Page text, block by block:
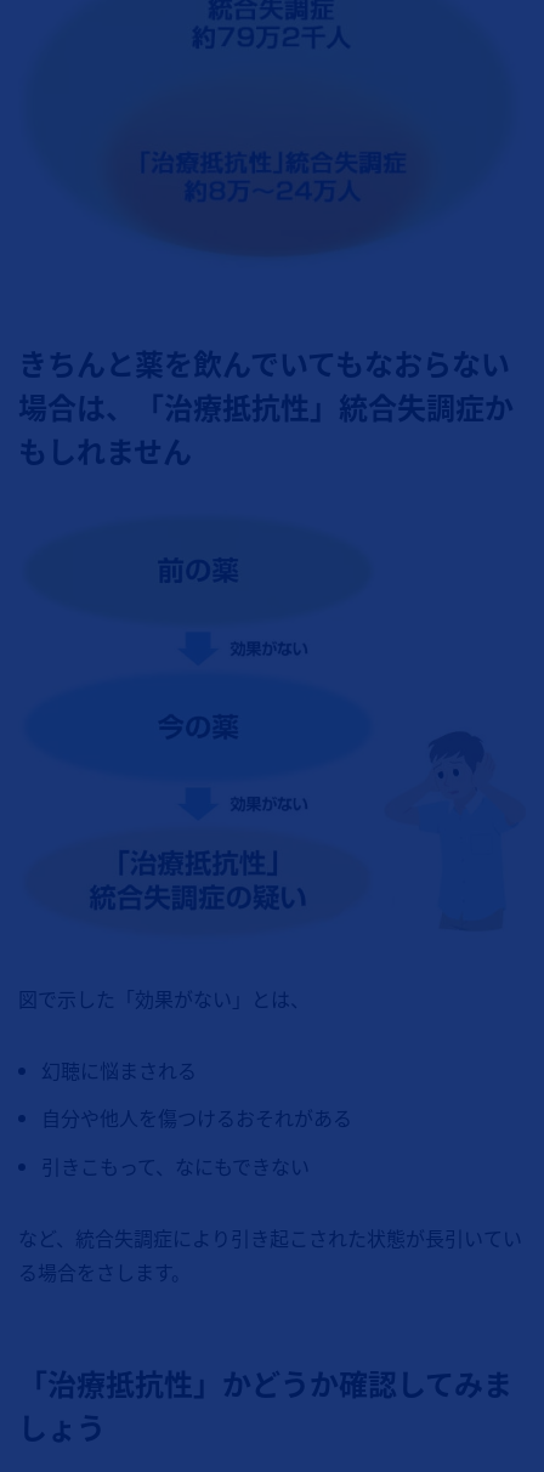
きちんと薬を飲んでいてもなおらない
場合は、「治療抵抗性」統合失調症か
もしれません
図で示した「効果がない」とは、
幻聴に悩まされる
自分や他人を傷つけるおそれがある
引きこもって、なにもできない
など、統合失調症により引き起こされた状態が長引いてい
る場合をさします。
「治療抵抗性」かどうか確認してみま
しょう